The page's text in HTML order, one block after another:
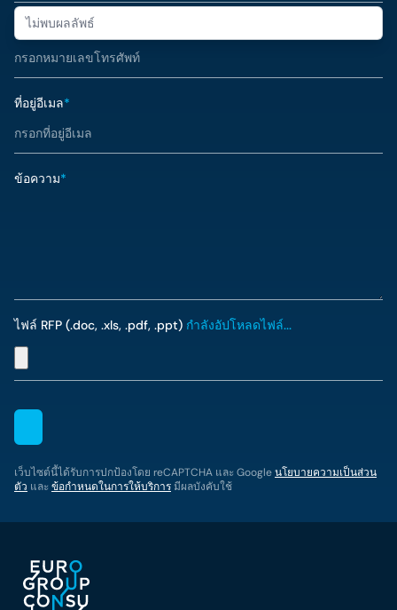
ไม่พบผลลัพธ์
หมายเลขโทรศัพท์
ที่อยู่อีเมล*
ข้อความ*
ไฟล์ RFP (.doc, .xls, .pdf, .ppt) กำลังอัปโหลดไฟล์...
เว็บไซต์นี้ได้รับการปกป้องโดย reCAPTCHA และ Googleนโยบายความเป็นส่วน
ตัว และ ข้อกำหนดในการให้บริการมีผลบังคับใช้